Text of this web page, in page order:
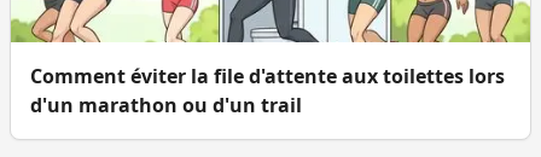
Comment éviter la file d'attente aux toilettes lors
d'un marathon ou d'un trail